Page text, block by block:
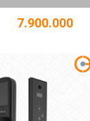
7.900.000